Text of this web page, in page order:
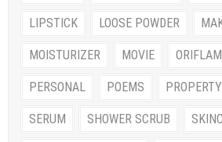
LIPSTICK LOOSE POWDER
MOISTURIZER MOVIE
PERSONAL POEMS PROPERTY
SERUM SHOWER SCRUB